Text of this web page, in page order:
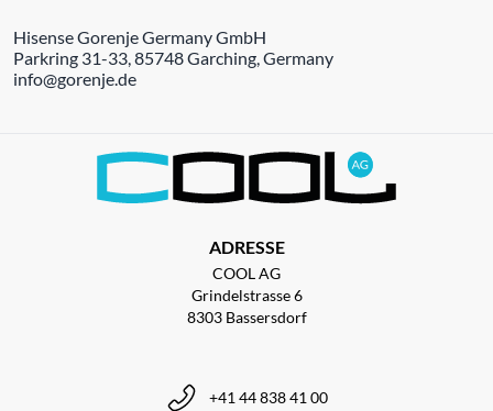
Hisense Gorenje Germany GmbH
Parkring 31-33, 85748 Garching, Germany
info@gorenje.de
ADRESSE
COOL AG
Grindelstrasse 6
8303 Bassersdorf
+41 44 838 41 00